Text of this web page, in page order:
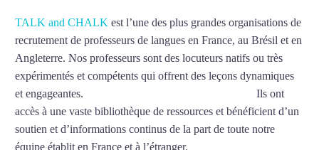
TALK and CHALK est l’une des plus grandes organisations de
recrutement de professeurs de langues en France, au Brésil et en
Angleterre. Nos professeurs sont des locuteurs natifs ou très
expérimentés et compétents qui offrent des leçons dynamiques
et engageantes.
Ils ont
accès à une vaste bibliothèque de ressources et bénéficient d’un
soutien et d’informations continus de la part de toute notre
équipe établit en France et à l’étranger.